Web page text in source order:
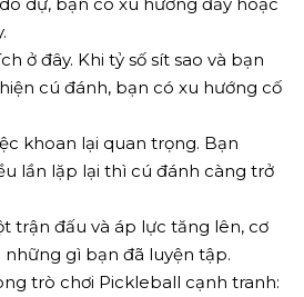
ở đây. Khi tỷ số sít sao và bạn
cú đánh, bạn có xu hướng cố
khoan lại quan trọng. Bạn
lần lặp lại thì cú đánh càng trở
trận đấu và áp lực tăng lên, cơ
gì bạn đã luyện tập.
trò chơi Pickleball cạnh tranh: